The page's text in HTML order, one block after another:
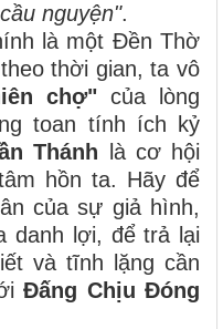
nguyện".
là một Đền Thờ
thời gian, ta vô
chợ" của lòng
toan tính ích kỷ
Thánh là cơ hội
hồn ta. Hãy để
của sự giả hình,
danh lợi, để trả lại
và tĩnh lặng cần
Đấng Chịu Đóng